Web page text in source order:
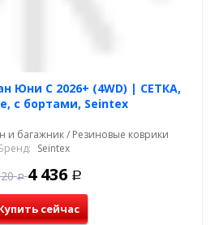
Юни С 2026+ (4WD) | СЕТКА,
с бортами, Seintex
и багажник / Резиновые коврики
Seintex
Р 4 436 Р
сейчас